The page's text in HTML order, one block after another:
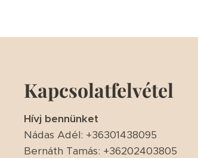
Kapcsolatfelvétel
Hívj bennünket
Nádas Adél: +36301438095
Bernáth Tamás: +36202403805